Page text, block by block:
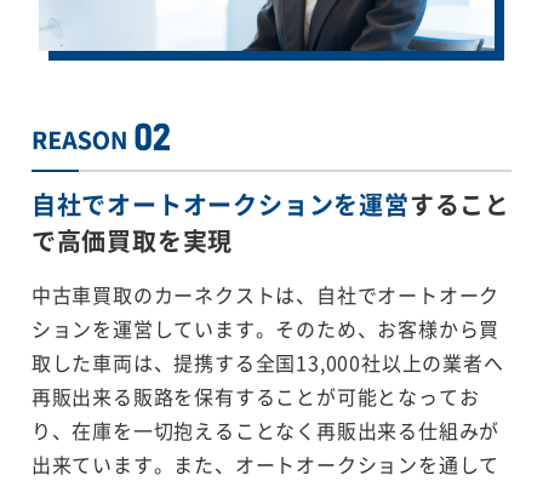
自社でオートオークションを運営すること
で高価買取を実現
中古車買取のカーネクストは、自社でオートオーク
ションを運営しています。そのため、お客様から買
取した車両は、提携する全国13,000社以上の業者へ
再販出来る販路を保有することが可能となってお
り、在庫を一切抱えることなく再販出来る仕組みが
出来ています。また、オートオークションを通して